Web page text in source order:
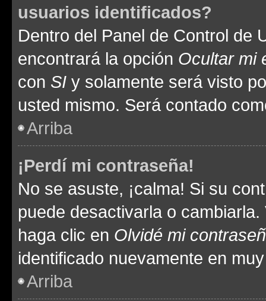
usuarios identificados?
Dentro del Panel de Control de
encontrará la opción Ocultar mi
con SI y solamente será visto
usted mismo. Será contado
Arriba
¡Perdí mi contraseña!
No se asuste, ¡calma! Si su
puede desactivarla o
haga clic en Olvidé mi
identificado nuevamente en
Arriba